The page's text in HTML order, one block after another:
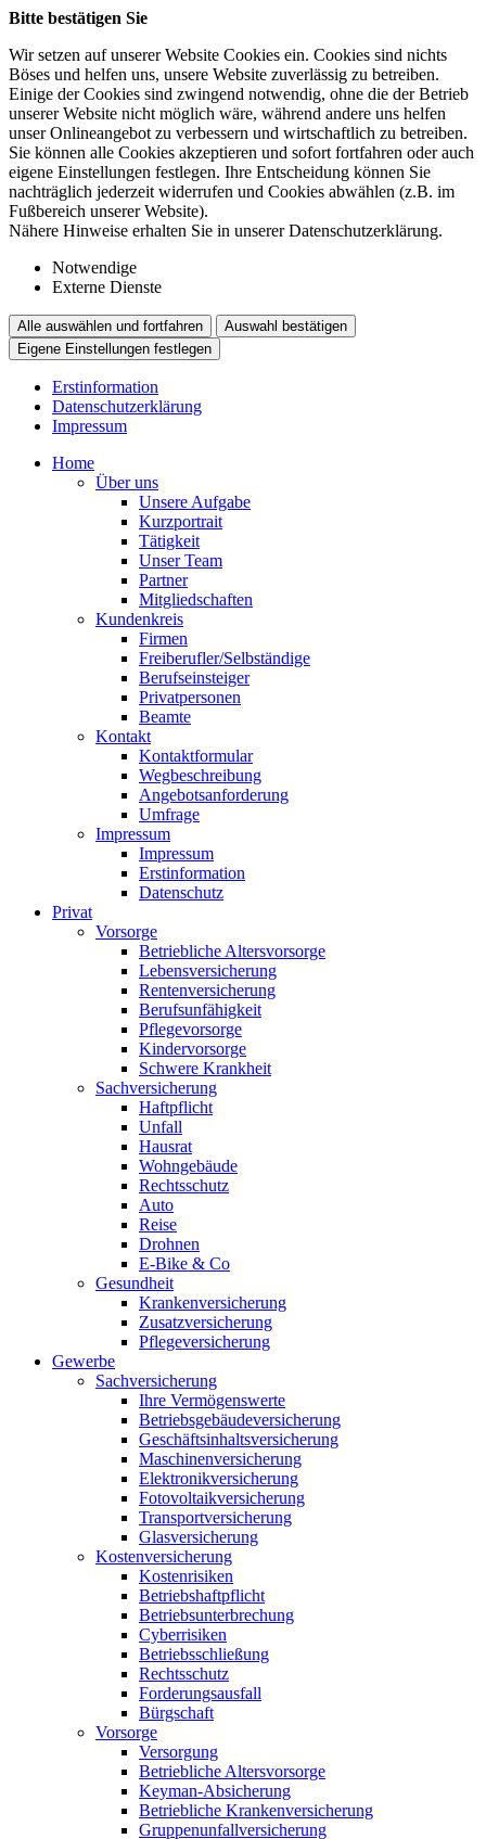
Bitte bestätigen Sie
Wir setzen auf unserer Website Cookies ein. Cookies sind nichts
Böses und helfen uns, unsere Website zuverlässig zu betreiben.
Einige der Cookies sind zwingend notwendig, ohne die der Betrieb
unserer Website nicht möglich wäre, während andere uns helfen
unser Onlineangebot zu verbessern und wirtschaftlich zu betreiben.
Sie können alle Cookies akzeptieren und sofort fortfahren oder auch
eigene Einstellungen festlegen. Ihre Entscheidung können Sie
nachträglich jederzeit widerrufen und Cookies abwählen (z.B. im
Fußbereich unserer Website).
Nähere Hinweise erhalten Sie in unserer Datenschutzerklärung.
Notwendige
Externe Dienste
Alle auswählen und fortfahren
Auswahl bestätigen
Eigene Einstellungen festlegen
Erstinformation
Datenschutzerklärung
Impressum
Home
Über uns
Unsere Aufgabe
Kurzportrait
Tätigkeit
Unser Team
Partner
Mitgliedschaften
Kundenkreis
Firmen
Freiberufler/Selbständige
Berufseinsteiger
Privatpersonen
Beamte
Kontakt
Kontaktformular
Wegbeschreibung
Angebotsanforderung
Umfrage
Impressum
Impressum
Erstinformation
Datenschutz
Privat
Vorsorge
Betriebliche Altersvorsorge
Lebensversicherung
Rentenversicherung
Berufsunfähigkeit
Pflegevorsorge
Kindervorsorge
Schwere Krankheit
Sachversicherung
Haftpflicht
Unfall
Hausrat
Wohngebäude
Rechtsschutz
Auto
Reise
Drohnen
E-Bike & Co
Gesundheit
Krankenversicherung
Zusatzversicherung
Pflegeversicherung
Gewerbe
Sachversicherung
Ihre Vermögenswerte
Betriebsgebäudeversicherung
Geschäftsinhaltsversicherung
Maschinenversicherung
Elektronikversicherung
Fotovoltaikversicherung
Transportversicherung
Glasversicherung
Kostenversicherung
Kostenrisiken
Betriebshaftpflicht
Betriebsunterbrechung
Cyberrisiken
Betriebsschließung
Rechtsschutz
Forderungsausfall
Bürgschaft
Vorsorge
Versorgung
Betriebliche Altersvorsorge
Keyman-Absicherung
Betriebliche Krankenversicherung
Gruppenunfallversicherung